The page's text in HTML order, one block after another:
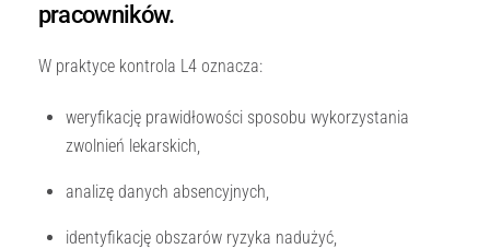
pracowników.
W praktyce kontrola L4 oznacza:
weryfikację prawidłowości sposobu wykorzystania
zwolnień lekarskich,
analizę danych absencyjnych,
identyfikację obszarów ryzyka nadużyć,